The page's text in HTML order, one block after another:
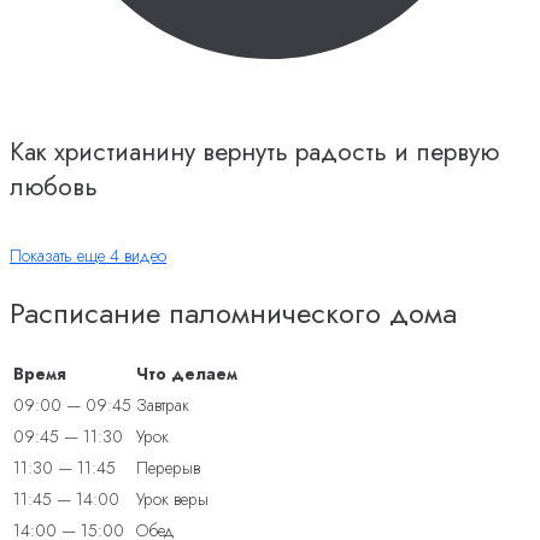
Как христианину вернуть радость и первую
любовь
Показать еще 4 видео
Расписание паломнического дома
Время
Что делаем
09:00 — 09:45 Завтрак
09:45 — 11:30 Урок
11:30 — 11:45
Перерыв
11:45 — 14:00
Урок веры
14:00 — 15:00 Обед